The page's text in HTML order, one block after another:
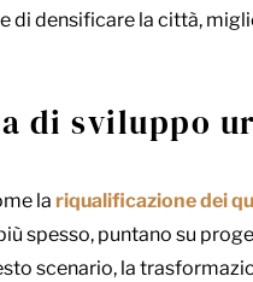
densificare la città,
di sviluppo
la riqualificazione dei
spesso, puntano su
scenario, la